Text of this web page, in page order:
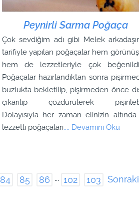
Peynirli Sarma Poğaça
Çok sevdiğim adı gibi Melek
tarifiyle yapılan poğaçalar hem
hem de lezzetleriyle çok
Poğaçalar hazırlandıktan sonra
buzlukta bekletilip, pişirmeden önce
çıkarılıp çözdürülerek
Dolayısıyla her zaman elinizin
lezzetli poğaçaları.... Devamını Oku
84 85 86 ··· 102 103 Sonraki